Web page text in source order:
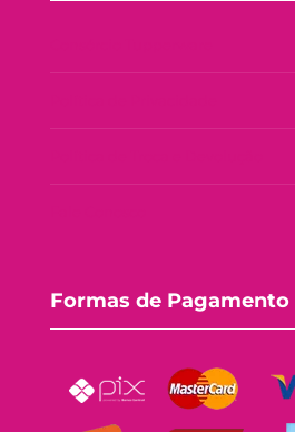
Formas de Pagamento